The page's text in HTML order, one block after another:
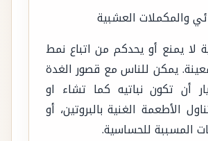
والمكملات العشبية
لا يمنع أو يحدكم من اتباع نمط
يمكن للناس مع قصور الغدة
أن تكون نباتيه كما تشاء او
الأطعمة الغنية بالبروتين، أو
المسببة للحساسية.